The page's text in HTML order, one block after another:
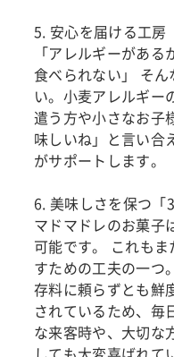
5. 安心を届ける工房
「アレルギーがあ
食べられない」 そ
い。小麦アレルギー
遣う方や小さなお子
味しいね」と言い合
がサポートします。
6. 美味しさを保つ「
マドマドレのお菓子
可能です。 これも
すための工夫の一つ
存料に頼らずとも鮮
されているため、毎
な来客時や、大切な